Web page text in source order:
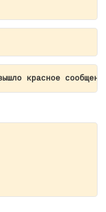
красное